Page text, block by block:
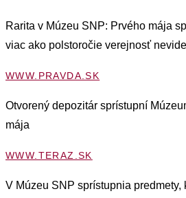
Rarita v Múzeu SNP: Prvého mája
viac ako polstoročie verejnosť
WWW.PRAVDA.SK
Otvorený depozitár sprístupní
mája
WWW.TERAZ.SK
V Múzeu SNP sprístupnia